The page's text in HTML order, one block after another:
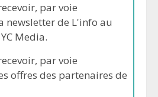
par voie
newsletter de L'info au
Media.
par voie
offres des partenaires de